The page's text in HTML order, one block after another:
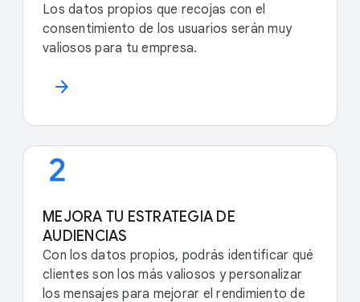
Los datos propios que recojas con el
consentimiento de los usuarios serán muy
valiosos para tu empresa.
arrow_forward
MEJORA TU ESTRATEGIA DE
AUDIENCIAS
Con los datos propios, podrás identificar qué
clientes son los más valiosos y personalizar
los mensajes para mejorar el rendimiento de